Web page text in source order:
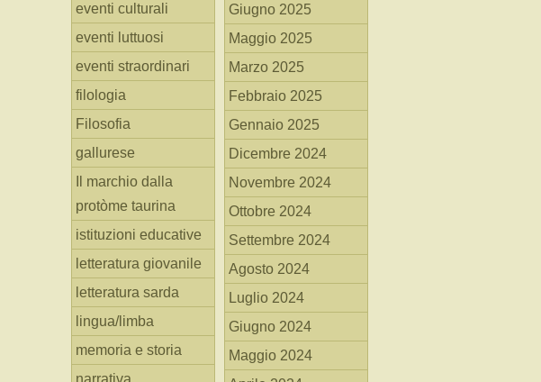
eventi culturali
eventi luttuosi
eventi straordinari
filologia
Filosofia
gallurese
Il marchio dalla
protòme taurina
istituzioni educative
letteratura giovanile
letteratura sarda
lingua/limba
memoria e storia
narrativa
Giugno 2025
Maggio 2025
Marzo 2025
Febbraio 2025
Gennaio 2025
Dicembre 2024
Novembre 2024
Ottobre 2024
Settembre 2024
Agosto 2024
Luglio 2024
Giugno 2024
Maggio 2024